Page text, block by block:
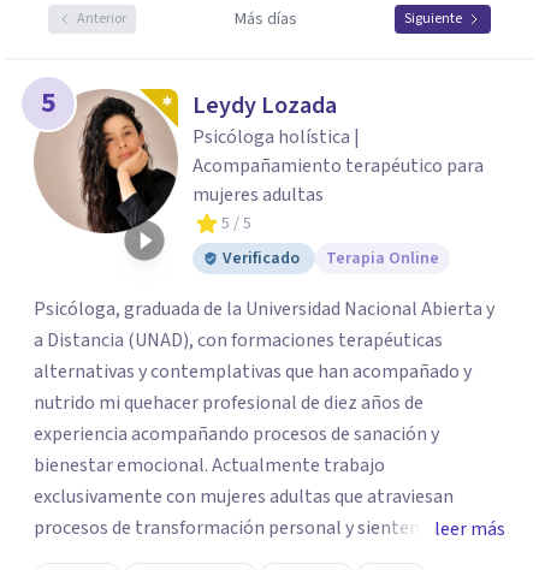
Anterior Más días Siguiente
5 Leydy Lozada
Psicóloga holística |
Acompañamiento terapéutico para
mujeres adultas
5 / 5
Verificado
Terapia Online
Psicóloga, graduada de la Universidad Nacional Abierta y
a Distancia (UNAD), con formaciones terapéuticas
alternativas y contemplativas que han acompañado y
nutrido mi quehacer profesional de diez años de
experiencia acompañando procesos de sanación y
bienestar emocional. Actualmente trabajo
exclusivamente con mujeres adultas que atraviesan
procesos de transformación personal y sienten la
necesidad de tomar una pausa para reconectar consigo
leer más